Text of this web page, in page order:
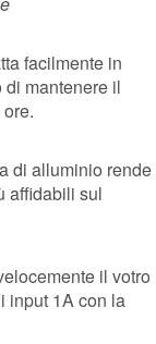
facilmente in
mantenere il
di alluminio rende
affidabili sul
il votro
input 1A con la